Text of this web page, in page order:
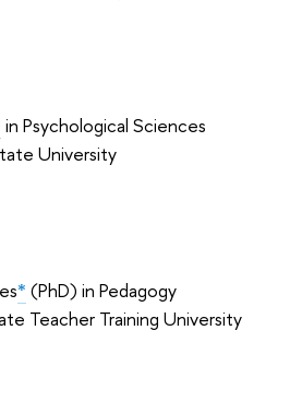
in Psychological Sciences
University
* (PhD) in Pedagogy
Teacher Training University